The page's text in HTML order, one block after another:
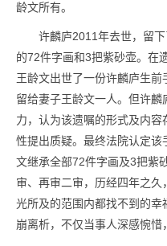
龄文所有。
许麟庐2011年去世，留
的72件字画和3把紫砂壶。在
王龄文出世了一份许麟庐生
留给妻子王龄文一人。但许
力，认为该遗嘱的形式及内
性提出质疑。最终法院认定
文继承全部72件字画及3把紫
审、再审二审，历经四年之久
光所及的范围内都找不到的
崩离析，不仅当事人深感惋惜